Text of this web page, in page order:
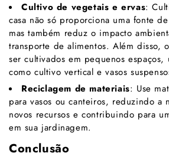
Cultivo de vegetais e ervas:
casa não só proporciona uma fonte
mas também reduz o impacto
transporte de alimentos. Além disso,
ser cultivados em pequenos espaços,
como cultivo vertical e vasos
Reciclagem de materiais: Use
para vasos ou canteiros, reduzindo a
novos recursos e contribuindo para
em sua jardinagem.
Conclusão